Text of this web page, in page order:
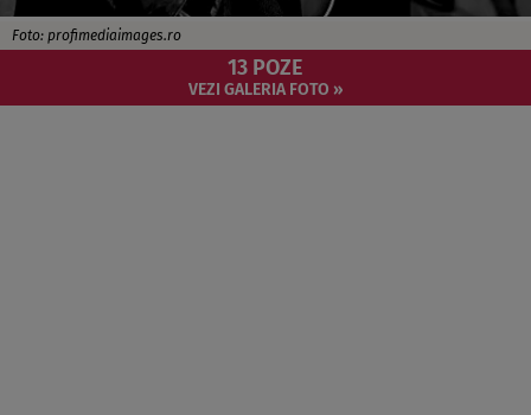
Foto: profimediaimages.ro
13 POZE
VEZI GALERIA FOTO »